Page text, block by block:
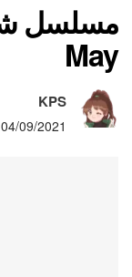
May
KPS
04/09/2021